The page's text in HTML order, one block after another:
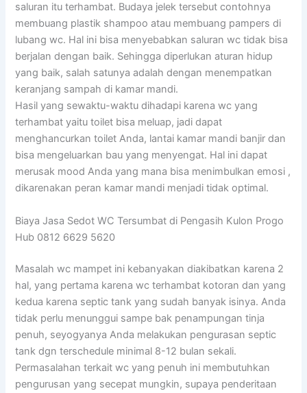
saluran itu terhambat. Budaya jelek tersebut contohnya
membuang plastik shampoo atau membuang pampers di
lubang wc. Hal ini bisa menyebabkan saluran wc tidak bisa
berjalan dengan baik. Sehingga diperlukan aturan hidup
yang baik, salah satunya adalah dengan menempatkan
keranjang sampah di kamar mandi.
Hasil yang sewaktu-waktu dihadapi karena wc yang
terhambat yaitu toilet bisa meluap, jadi dapat
menghancurkan toilet Anda, lantai kamar mandi banjir dan
bisa mengeluarkan bau yang menyengat. Hal ini dapat
merusak mood Anda yang mana bisa menimbulkan emosi ,
dikarenakan peran kamar mandi menjadi tidak optimal.
Biaya Jasa Sedot WC Tersumbat di Pengasih Kulon Progo
Hub 0812 6629 5620
Masalah wc mampet ini kebanyakan diakibatkan karena 2
hal, yang pertama karena wc terhambat kotoran dan yang
kedua karena septic tank yang sudah banyak isinya. Anda
tidak perlu menunggui sampe bak penampungan tinja
penuh, seyogyanya Anda melakukan pengurasan septic
tank dgn terschedule minimal 8-12 bulan sekali.
Permasalahan terkait wc yang penuh ini membutuhkan
pengurusan yang secepat mungkin, supaya penderitaan